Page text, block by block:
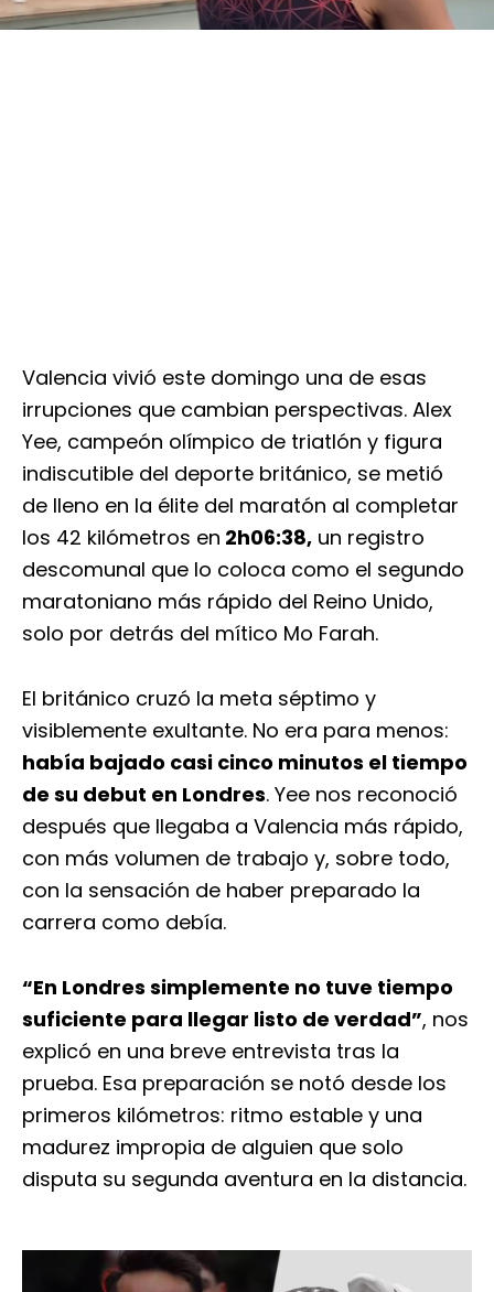
Valencia vivió este domingo una de esas
irrupciones que cambian perspectivas. Alex
Yee, campeón olímpico de triatlón y figura
indiscutible del deporte británico, se metió
de lleno en la élite del maratón al completar
los 42 kilómetros en 2h06:38, un registro
descomunal que lo coloca como el segundo
maratoniano más rápido del Reino Unido,
solo por detrás del mítico Mo Farah.
El británico cruzó la meta séptimo y
visiblemente exultante. No era para menos:
había bajado casi cinco minutos el tiempo
de su debut en Londres. Yee nos reconoció
después que llegaba a Valencia más rápido,
con más volumen de trabajo y, sobre todo,
con la sensación de haber preparado la
carrera como debía.
“En Londres simplemente no tuve tiempo
suficiente para llegar listo de verdad”, nos
explicó en una breve entrevista tras la
prueba. Esa preparación se notó desde los
primeros kilómetros: ritmo estable y una
madurez impropia de alguien que solo
disputa su segunda aventura en la distancia.